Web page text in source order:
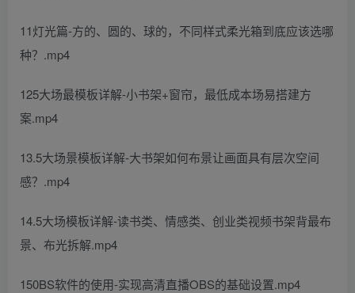
11灯光篇-方的、圆的、球的，不同样式柔光箱到底应该选哪
种？.mp4
125大场最模板详解-小书架+窗帘，最低成本场易搭建方
案.mp4
13.5大场景模板详解-大书架如何布景让画面具有层次空间
感？.mp4
14.5大场模板详解-读书类、情感类、创业类视频书架背最布
景、布光拆解.mp4
150BS软件的使用-实现高清直播OBS的基础设置.mp4